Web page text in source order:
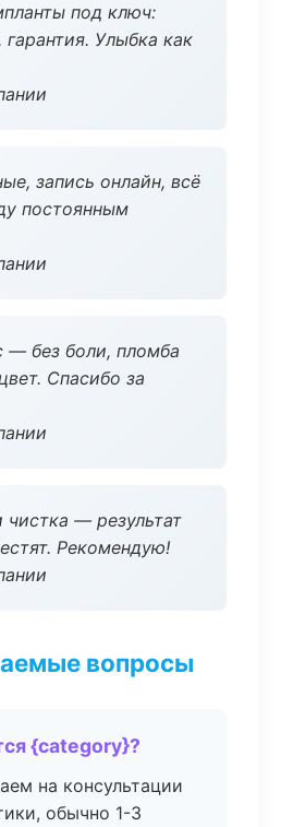
под ключ:
Улыбка как
запись онлайн, всё
постоянным
— без боли, пломба
Спасибо за
чистка — результат
Рекомендую!
вопросы
{category}?
на консультации
обычно 1-3